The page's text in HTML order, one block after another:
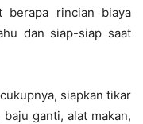
berapa rincian biaya
dan siap-siap saat
siapkan tikar
ganti, alat makan,